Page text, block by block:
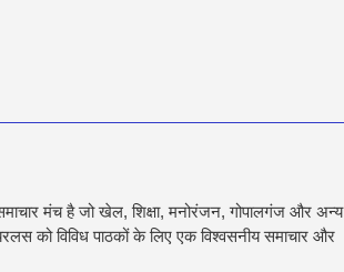
मंच है जो खेल, शिक्षा, मनोरंजन, गोपालगंज और अन्य
को विविध पाठकों के लिए एक विश्वसनीय समाचार और